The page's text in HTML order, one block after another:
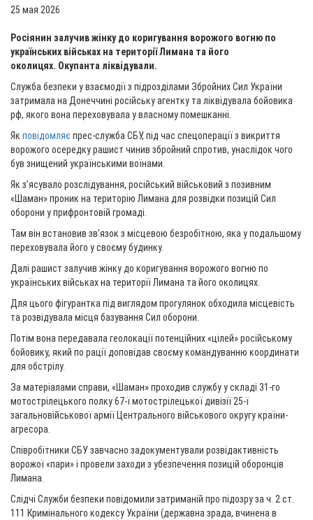
25 мая 2026
Росіянин залучив жінку до коригування ворожого вогню по
українських військах на території Лимана та його
околицях. Окупанта ліквідували.
Служба безпеки у взаємодії з підрозділами Збройних Сил України
затримала на Донеччині російську агентку та ліквідувала бойовика
рф, якого вона переховувала у власному помешканні.
Як повідомляє прес-служба СБУ, під час спецоперації з викриття
ворожого осередку рашист чинив збройний спротив, унаслідок чого
був знищений українськими воїнами.
Як з’ясувало розслідування, російський військовий з позивним
«Шаман» проник на територію Лимана для розвідки позицій Сил
оборони у прифронтовій громаді.
Там він встановив зв’язок з місцевою безробітною, яка у подальшому
переховувала його у своєму будинку.
Далі рашист залучив жінку до коригування ворожого вогню по
українських військах на території Лимана та його околицях.
Для цього фігурантка під виглядом прогулянок обходила місцевість
та розвідувала місця базування Сил оборони.
Потім вона передавала геолокації потенційних «цілей» російському
бойовику, який по рації доповідав своєму командуванню координати
для обстрілу.
За матеріалами справи, «Шаман» проходив службу у складі 31-го
мотострілецького полку 67-ї мотострілецької дивізії 25-ї
загальновійськової армії Центрального військового округу країни-
агресора.
Співробітники СБУ завчасно задокументували розвідактивність
ворожої «пари» і провели заходи з убезпечення позицій оборонців
Лимана.
Слідчі Служби безпеки повідомили затриманій про підозру за ч. 2 ст.
111 Кримінального кодексу України (державна зрада, вчинена в